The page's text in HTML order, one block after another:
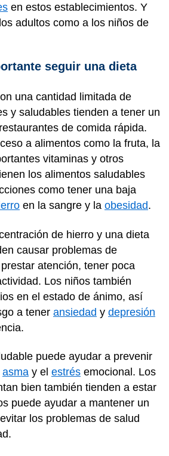
en estos establecimientos. Y
adultos como a los niños de
seguir una dieta
una cantidad limitada de
y saludables tienden a tener un
de comida rápida.
a alimentos como la fruta, la
vitaminas y otros
los alimentos saludables
como tener una baja
en la sangre y la obesidad.
de hierro y una dieta
causar problemas de
atención, tener poca
Los niños también
en el estado de ánimo, así
a tener ansiedad y depresión
puede ayudar a prevenir
asma y el estrés emocional. Los
bien también tienden a estar
puede ayudar a mantener un
los problemas de salud